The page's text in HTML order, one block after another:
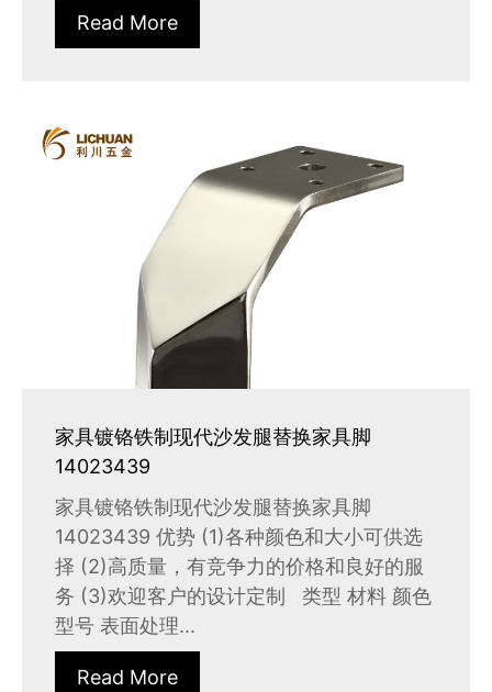
Read More
家具镀铬铁制现代沙发腿替换家具脚
14023439
家具镀铬铁制现代沙发腿替换家具脚
14023439 优势 (1)各种颜色和大小可供选
择 (2)高质量，有竞争力的价格和良好的服
务 (3)欢迎客户的设计定制 类型 材料 颜色
型号 表面处理...
Read More